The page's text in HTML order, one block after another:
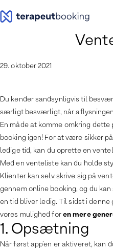
til
29. oktober 2021
Du kender sandsynligvis til
særligt besværligt, når
En måde at komme omkring
booking igen! For at være sikker
ledige tid, kan du oprette en
Med en venteliste kan du holde
Klienter kan selv skrive sig på
gennem online booking, og du
en tid bliver ledig. Til sidst i
vores mulighed foren mere
1. Opsætning
Når først app’en er aktiveret, kan